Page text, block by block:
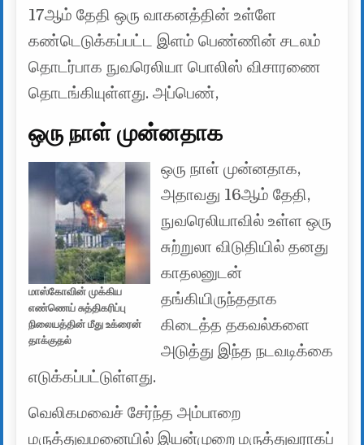
17ஆம் தேதி ஒரு வாகனத்தின் உள்ளே
கண்டெடுக்கப்பட்ட இளம் பெண்ணின் சடலம்
தொடர்பாக நுவரெலியா பொலிஸ் விசாரணை
தொடங்கியுள்ளது. அப்பெண்,
ஒரு நாள் முன்னதாக
மாஸ்கோவின் முக்கிய
எண்ணெய் சுத்திகரிப்பு
நிலையத்தின் மீது உக்ரைன்
தாக்குதல்
ஒரு நாள் முன்னதாக,
அதாவது 16ஆம் தேதி,
நுவரெலியாவில் உள்ள ஒரு
சுற்றுலா விடுதியில் தனது
காதலனுடன்
தங்கியிருந்ததாக
கிடைத்த தகவல்களை
அடுத்து இந்த நடவடிக்கை
எடுக்கப்பட்டுள்ளது.
வெலிகமவைச் சேர்ந்த அம்பாறை
மருத்துவமனையில் இயன்முறை மருத்துவராகப்